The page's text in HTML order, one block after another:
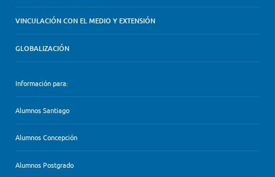
VINCULACIÓN CON EL MEDIO Y EXTENSIÓN
GLOBALIZACIÓN
Información para:
Alumnos Santiago
Alumnos Concepción
Alumnos Postgrado